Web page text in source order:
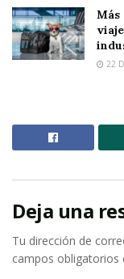
Más
22
Deja una
Tu dirección de
campos obligatorios